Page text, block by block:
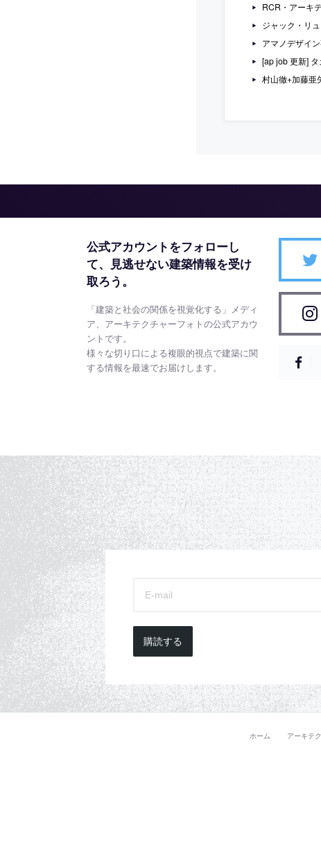
RCR・アーキ
ジャック・リ
アマノデザイ
[ap job 更新]
村山徹+加藤亜
公式アカウントをフォローし
て、
見逃せない建築情報を受け
取ろう。
「建築と社会の関係を視覚化する」メディ
ア、アーキテクチャーフォトの公式アカウ
ントです。
様々な切り口による複眼的視点で建築に関
する情報を最速でお届けします。
購読する
ホーム アーキテ